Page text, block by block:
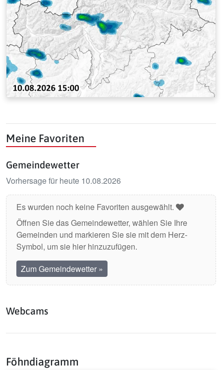
Meine Favoriten
Gemeindewetter
Vorhersage für heute 10.08.2026
Es wurden noch keine Favoriten ausgewählt.
Öffnen Sie das Gemeindewetter, wählen Sie Ihre
Gemeinden und markieren Sie sie mit dem Herz-
Symbol, um sie hier hinzuzufügen.
Zum Gemeindewetter »
Webcams
Föhndiagramm